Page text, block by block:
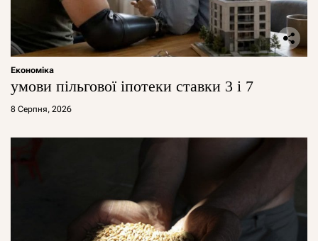
Економіка
умови пільгової іпотеки ставки 3 і 7
8 Серпня, 2026